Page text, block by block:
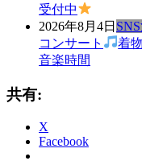
受付中
2026年8月4日
コンサート
着
音楽時間
共有:
X
Facebook